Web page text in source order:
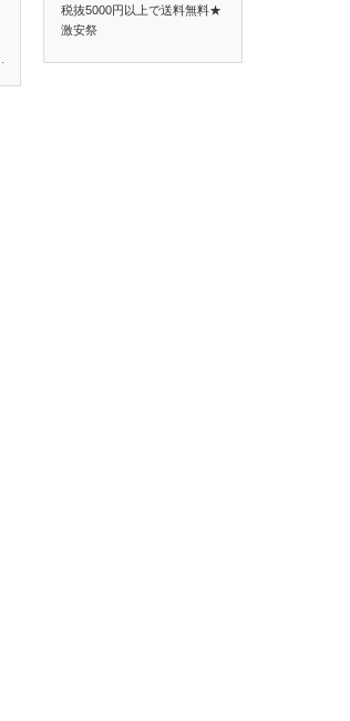
税抜5000円以上で送料無料★
激安祭